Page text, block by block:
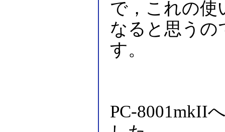
で，これの使
なると思うの
す。
PC-8001mkII